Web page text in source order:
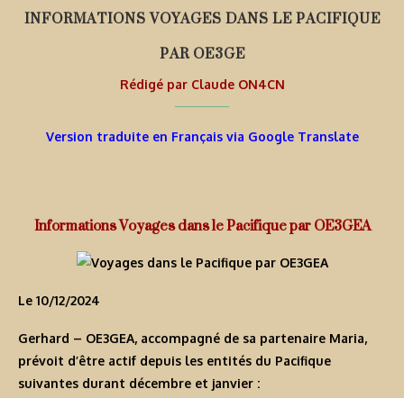
INFORMATIONS VOYAGES DANS LE PACIFIQUE
PAR OE3GE
Rédigé par Claude ON4CN
Version traduite en Français via Google Translate
Informations Voyages dans le Pacifique par OE3GEA
Le 10/12/2024
Gerhard – OE3GEA, accompagné de sa partenaire Maria,
prévoit d’être actif depuis les entités du Pacifique
suivantes durant décembre et janvier :